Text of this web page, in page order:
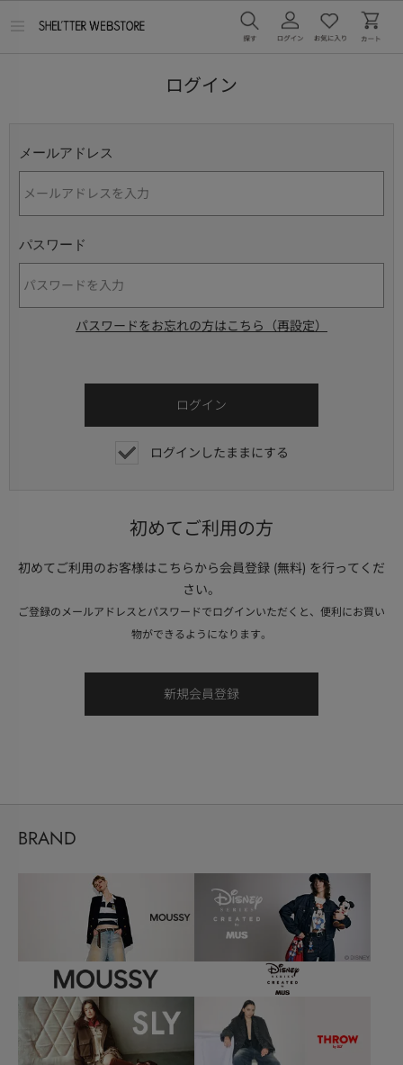
ログイン
メールアドレス
パスワード
パスワードをお忘れの方はこちら（再設定）
ログインしたままにする
初めてご利用の方
初めてご利用のお客様はこちらから会員登録 (無料) を行ってくだ
さい。
ご登録のメールアドレスとパスワードでログインいただくと、便利にお買い
物ができるようになります。
BRAND